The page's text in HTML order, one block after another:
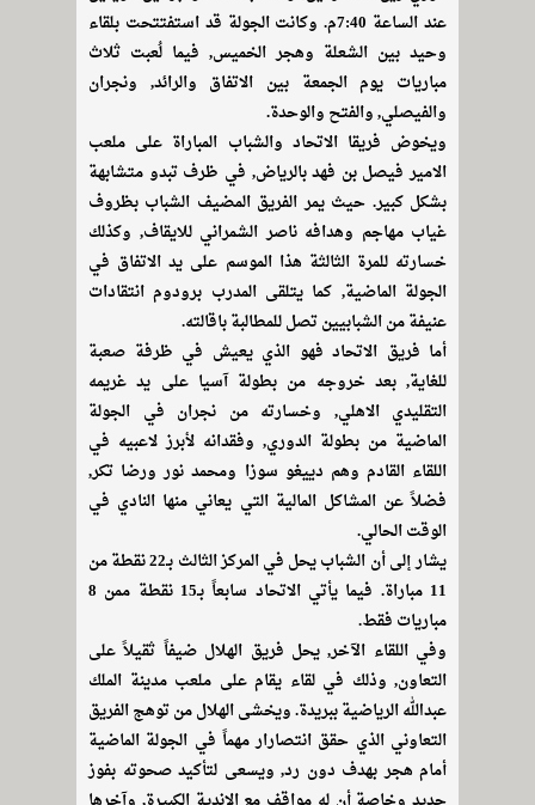
عند الساعة 7:40م. وكانت الجولة قد استفتتحت بلقاء
وحيد بين الشعلة وهجر الخميس, فيما لُعبت ثلاث
مباريات يوم الجمعة بين الاتفاق والرائد, ونجران
والفيصلي, والفتح والوحدة.
ويخوض فريقا الاتحاد والشباب المباراة على ملعب
الامير فيصل بن فهد بالرياض, في ظرف تبدو متشابهة
بشكل كبير. حيث يمر الفريق المضيف الشباب بظروف
غياب مهاجم وهدافه ناصر الشمراني للايقاف, وكذلك
خسارته للمرة الثالثة هذا الموسم على يد الاتفاق في
الجولة الماضية, كما يتلقى المدرب برودوم انتقادات
عنيفة من الشبابيين تصل للمطالبة باقالته.
أما فريق الاتحاد فهو الذي يعيش في ظرفة صعبة
للغاية, بعد خروجه من بطولة آسيا على يد غريمه
التقليدي الاهلي, وخسارته من نجران في الجولة
الماضية من بطولة الدوري, وفقدانه لأبرز لاعبيه في
اللقاء القادم وهم دييغو سوزا ومحمد نور ورضا تكر,
فضلاً عن المشاكل المالية التي يعاني منها النادي في
الوقت الحالي.
يشار إلى أن الشباب يحل في المركز الثالث بـ22 نقطة من
11 مباراة. فيما يأتي الاتحاد سابعاً بـ15 نقطة ممن 8
مباريات فقط.
وفي اللقاء الآخر, يحل فريق الهلال ضيفاً ثقيلاً على
التعاون, وذلك في لقاء يقام على ملعب مدينة الملك
عبدالله الرياضية ببريدة. ويخشى الهلال من توهج الفريق
التعاوني الذي حقق انتصارار مهماً في الجولة الماضية
أمام هجر بهدف دون رد, ويسعى لتأكيد صحوته بفوز